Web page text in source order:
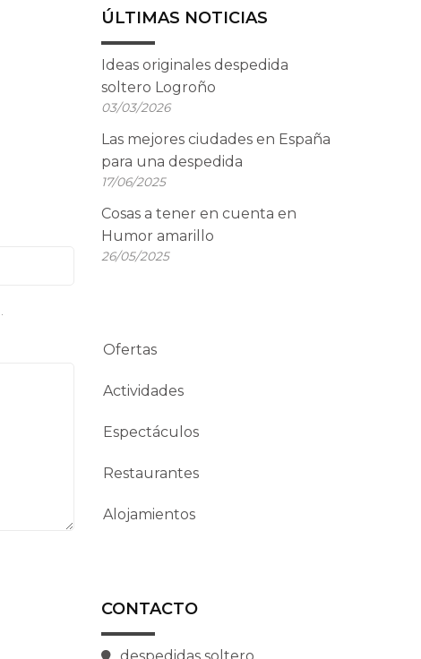
ÚLTIMAS NOTICIAS
Ideas originales despedida
soltero Logroño
03/03/2026
Las mejores ciudades en España
para una despedida
17/06/2025
Cosas a tener en cuenta en
Humor amarillo
26/05/2025
Ofertas
Actividades
Espectáculos
Restaurantes
Alojamientos
CONTACTO